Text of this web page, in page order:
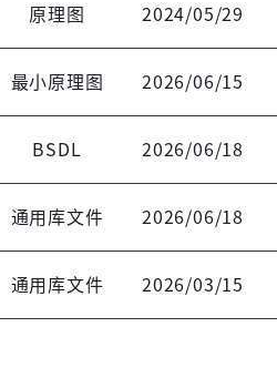
原理图 2024/05/29
最小原理图 2026/06/15
BSDL 2026/06/18
通用库文件 2026/06/18
通用库文件 2026/03/15